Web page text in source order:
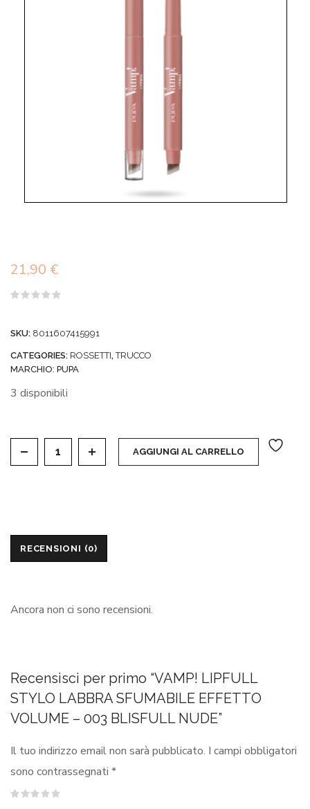
21,90 €
5
SKU: 8011607415991
CATEGORIES: ROSSETTI,TRUCCO
MARCHIO: PUPA
3 disponibili
VAMP! LIPFULL STYLO LABBRA SFUMABILE
AGGIUNGI AL CARRELLO
RECENSIONI (0)
Ancora non ci sono recensioni.
Recensisci per primo “VAMP! LIPFULL
STYLO LABBRA SFUMABILE EFFETTO
VOLUME – 003 BLISFULL NUDE”
Il tuo indirizzo email non sarà pubblicato. I campi obbligatori
sono contrassegnati *